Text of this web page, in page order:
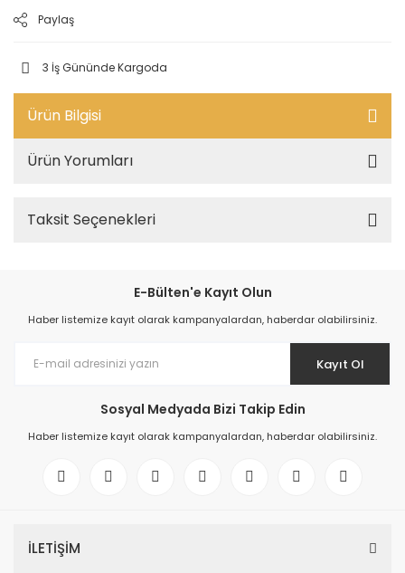
Paylaş
3 İş Gününde Kargoda
Ürün Bilgisi
Ürün Yorumları
Taksit Seçenekleri
E-Bülten'e Kayıt Olun
Haber listemize kayıt olarak kampanyalardan, haberdar olabilirsiniz.
Kayıt Ol
Sosyal Medyada Bizi Takip Edin
Haber listemize kayıt olarak kampanyalardan, haberdar olabilirsiniz.
İLETİŞİM